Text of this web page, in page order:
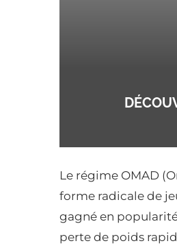
Le régime OMAD
forme radicale de
gagné en
perte de poids